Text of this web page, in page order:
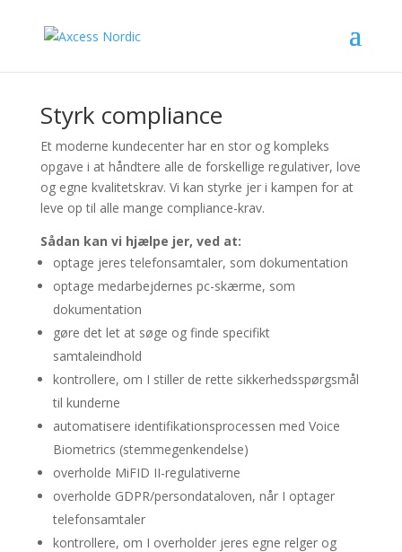
Styrk compliance
Et moderne kundecenter har en stor og kompleks
opgave i at håndtere alle de forskellige regulativer, love
og egne kvalitetskrav. Vi kan styrke jer i kampen for at
leve op til alle mange compliance-krav.
Sådan kan vi hjælpe jer, ved at:
optage jeres telefonsamtaler, som dokumentation
optage medarbejdernes pc-skærme, som
dokumentation
gøre det let at søge og finde specifikt
samtaleindhold
kontrollere, om I stiller de rette sikkerhedsspørgsmål
til kunderne
automatisere identifikationsprocessen med Voice
Biometrics (stemmegenkendelse)
overholde MiFID II-regulativerne
overholde GDPR/persondataloven, når I optager
telefonsamtaler
kontrollere, om I overholder jeres egne relger og